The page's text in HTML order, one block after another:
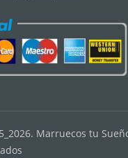
Marruecos tu